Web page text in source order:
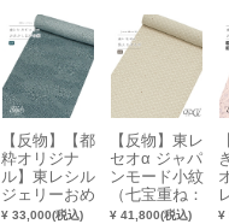
【反物】【都
粋オリジナ
ル】東レシル
ジェリーおめ
かし江戸小紋
¥ 33,000(税込)
【反物】東レ
セオα ジャパ
ンモード小紋
（七宝重ね：
ベージュ）
¥ 41,800(税込) ¥